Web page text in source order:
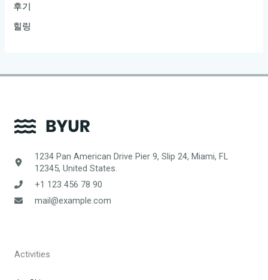
후기
힐링
1234 Pan American Drive Pier 9, Slip 24, Miami, FL
12345, United States.
+1 123 456 78 90
mail@example.com
Activities